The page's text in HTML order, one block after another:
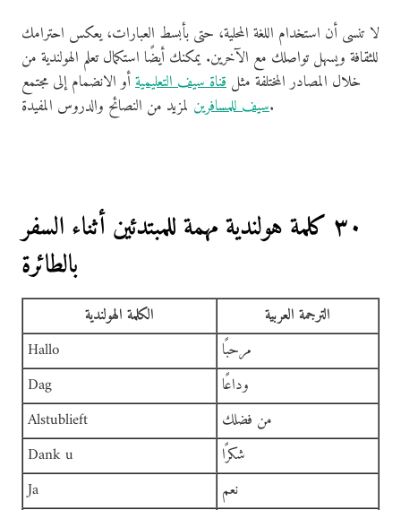
لا تنسى أن استخدام اللغة المحلية، حتى بأبسط العبارات، يعكس احترامك
للثقافة ويسهل تواصلك مع الآخرين. يمكنك أيضًا استكمال تعلم الهولندية من
خلال المصادر المختلفة مثل قناة سيف التعليميةأو الانضمام إلى مجتمع
سيف للمسافرينلمزيد من النصائح والدروس المفيدة.
٣٠ كلمة هولندية مهمة للمبتدئين أثناء السفر
بالطائرة
الكلمة الهولندية
الترجمة العربية
Hallo
مرحبًا
Dag
وداعًا
Alstublieft
من فضلك
Dank u
شكرًا
Ja
نعم